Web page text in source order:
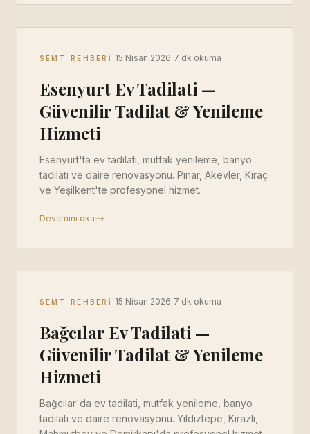
SEMT REHBERI 15 Nisan 2026 7 dk okuma
Esenyurt Ev Tadilati —
Güvenilir Tadilat & Yenileme
Hizmeti
Esenyurt'ta ev tadilati, mutfak yenileme, banyo
tadilatı ve daire renovasyonu. Pınar, Akevler, Kıraç
ve Yeşilkent'te profesyonel hizmet.
Devamını oku
SEMT REHBERI 15 Nisan 2026 7 dk okuma
Bağcılar Ev Tadilati —
Güvenilir Tadilat & Yenileme
Hizmeti
Bağcılar'da ev tadilati, mutfak yenileme, banyo
tadilatı ve daire renovasyonu. Yıldıztepe, Kirazlı,